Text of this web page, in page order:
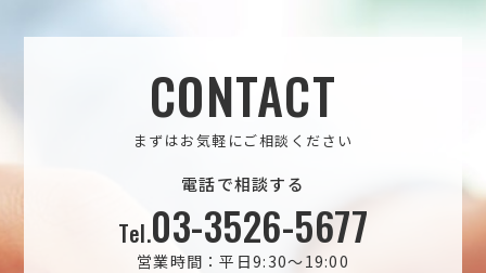
CONTACT
まずはお気軽にご相談ください
電話で相談する
Tel.03-3526-5677
営業時間：平日9:30～19:00